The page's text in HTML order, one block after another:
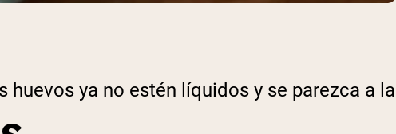
ya no estén líquidos y se parezca a la